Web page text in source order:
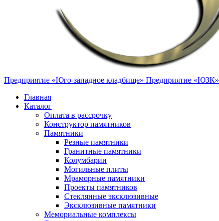
Предприятие «Юго-западное кладбище» Предприятие «ЮЗК»
Главная
Каталог
Оплата в рассрочку
Конструктор памятников
Памятники
Резные памятники
Гранитные памятники
Колумбарии
Могильные плиты
Мраморные памятники
Проекты памятников
Стеклянные эксклюзивные
Эксклюзивные памятники
Мемориальные комплексы